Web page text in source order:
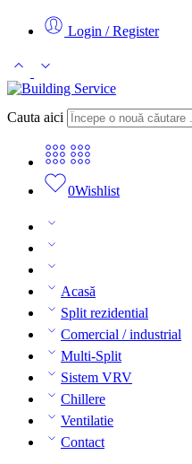
Login / Register
Cauta aici
0Wishlist
Acasă
Split rezidential
Comercial / industrial
Multi-Split
Sistem VRV
Chillere
Ventilatie
Contact